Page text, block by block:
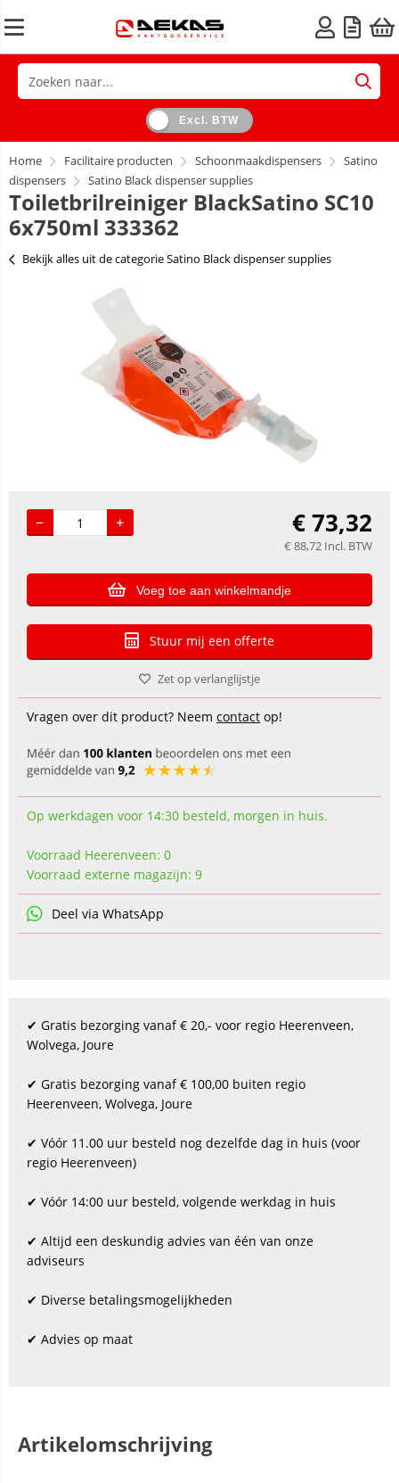
Excl. BTW
Home Facilitaire producten Schoonmaakdispensers
Satino
dispensers
Satino Black dispenser supplies
Toiletbrilreiniger BlackSatino SC10
6x750ml 333362
Bekijk alles uit de categorie Satino Black dispenser supplies
€73,32
€ 88,72 Incl. BTW
Voeg toe aan winkelmandje
Stuur mij een offerte
Zet op verlanglijstje
Vragen over dit product? Neem contact op!
Op werkdagen voor 14:30 besteld, morgen in huis.
Voorraad Heerenveen: 0
Voorraad externe magazijn: 9
Deel via WhatsApp
✔ Gratis bezorging vanaf € 20,- voor regio Heerenveen,
Wolvega, Joure
✔ Gratis bezorging vanaf € 100,00 buiten regio
Heerenveen, Wolvega, Joure
✔ Vóór 11.00 uur besteld nog dezelfde dag in huis (voor
regio Heerenveen)
✔ Vóór 14:00 uur besteld, volgende werkdag in huis
✔ Altijd een deskundig advies van één van onze
adviseurs
✔ Diverse betalingsmogelijkheden
✔ Advies op maat
Artikelomschrijving